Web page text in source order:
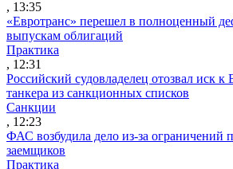
, 13:35
«Евротранс» перешел в полноценный
выпускам облигаций
Практика
, 12:31
Российский судовладелец отозвал иск
танкера из санкционных списков
Санкции
, 12:23
ФАС возбудила дело из-за ограничений
заемщиков
Практика